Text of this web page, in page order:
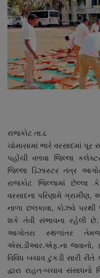
About Author
Contact
Dipotsav Special
આંતરરાષ્ટ્રીય
ગુજરાત
જુનાગઢ
Support US
બજારના સમાચાર
નાણાંકીય સમાચાર
સ્થાનિક સમાચાર
રાજકોટ તા.૮
ચોમાસામાં ભારે વરસાદમાં
પહોંચી વળવા જિલ્લા
જિલ્લા ડિઝાસ્ટર તંત્ર
રાજકોટ જિલ્લામાં છેલ્લા
વરસાદના પરિણામે ગ્રામીણ,
નાળા છલકાવા, કોઝવે પરથી
શકે તેવી સંભાવના રહેલી
આગોતરા સ્થળાંતર
એસ.ડીઆર.એફ.ના જવાનો,
વિવિધ બચાવ ટુકડી સારી
દ્વારા રાહત-બચાવ